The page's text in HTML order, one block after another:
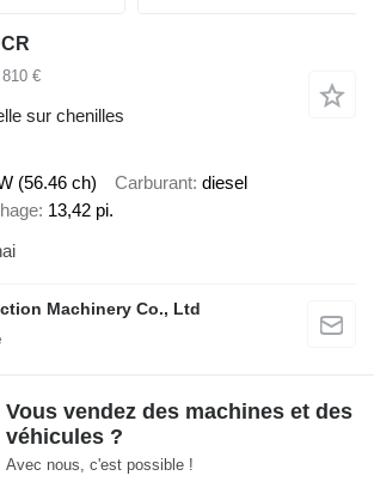
€
sur chenilles
(56.46 ch) Carburant diesel
13,42 pi.
Machinery Co., Ltd
Vous vendez des machines et des
véhicules ?
Avec nous, c'est possible !